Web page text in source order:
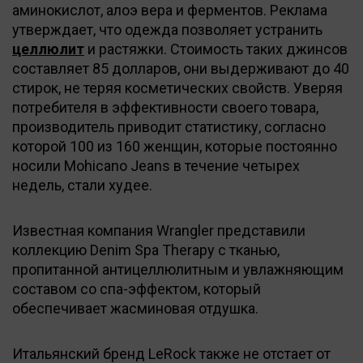
аминокислот, алоэ вера и ферментов. Реклама
утверждает, что одежда позволяет устранить
целлюлит и растяжки. Стоимость таких джинсов
составляет 85 долларов, они выдерживают до 40
стирок, не теряя косметических свойств. Уверяя
потребителя в эффективности своего товара,
производитель приводит статистику, согласно
которой 100 из 160 женщин, которые постоянно
носили Mohicano Jeans в течение четырех
недель, стали худее.
Известная компания Wrangler представили
коллекцию Denim Spa Therapy с тканью,
пропитанной антицеллюлитным и увлажняющим
составом со спа-эффектом, который
обеспечивает жасминовая отдушка.
Итальянский бренд LeRock также не отстает от